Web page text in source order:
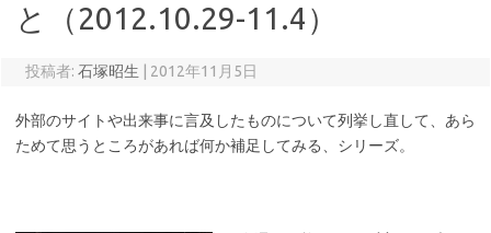
と（2012.10.29-11.4）
投稿者: 石塚昭生 2012年11月5日
外部のサイトや出来事に言及したものについて列挙し直して、あら
ためて思うところがあれば何か補足してみる、シリーズ。